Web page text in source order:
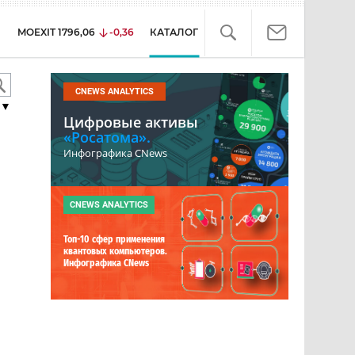
MOEXIT 1796,06 -0,36 КАТАЛОГ
CNEWS ANALYTICS
Цифровые активы
«Росатома».
Инфографика CNews
CNEWS ANALYTICS
Топ-10 сфер применения
квантовых компьютеров.
Инфографика CNews